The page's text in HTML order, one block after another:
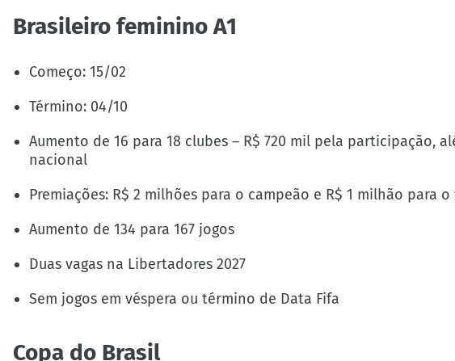
Brasileiro feminino A1
Começo: 15/02
Término: 04/10
Aumento de 16 para 18 clubes – R$ 720 mil pela participação,
nacional
Premiações: R$ 2 milhões para o campeão e R$ 1 milhão para o
Aumento de 134 para 167 jogos
Duas vagas na Libertadores 2027
Sem jogos em véspera ou término de Data Fifa
Copa do Brasil